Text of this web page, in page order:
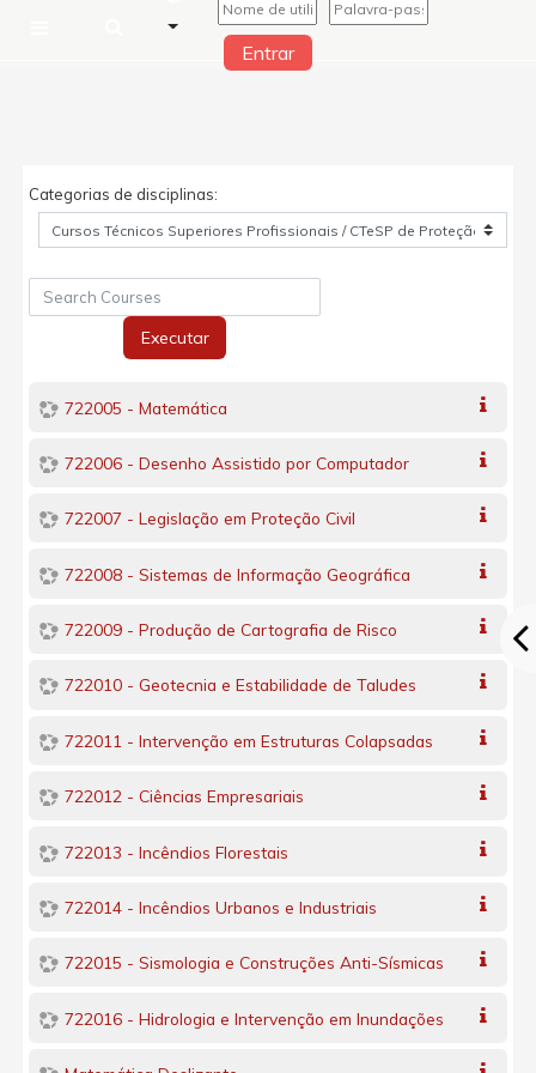
Entrar
Categorias de disciplinas:
Executar
722005 - Matemática
722006 - Desenho Assistido por Computador
722007 - Legislação em Proteção Civil
722008 - Sistemas de Informação Geográfica
722009 - Produção de Cartografia de Risco
722010 - Geotecnia e Estabilidade de Taludes
722011 - Intervenção em Estruturas Colapsadas
722012 - Ciências Empresariais
722013 - Incêndios Florestais
722014 - Incêndios Urbanos e Industriais
722015 - Sismologia e Construções Anti-Sísmicas
722016 - Hidrologia e Intervenção em Inundações